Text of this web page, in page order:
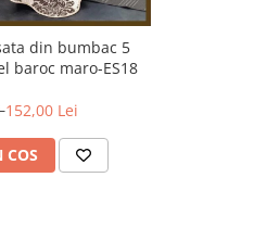
din bumbac 5
baroc maro-ES18
152,00 Lei